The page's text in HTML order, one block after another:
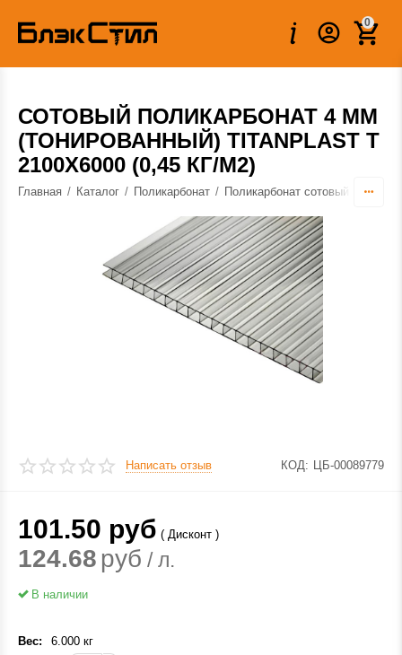
0
СОТОВЫЙ ПОЛИКАРБОНАТ 4 ММ
(ТОНИРОВАННЫЙ) TITANPLAST T
2100Х6000 (0,45 КГ/М2)
Главная / Каталог / Поликарбонат / Поликарбонат сотовый
Написать отзыв КОД: ЦБ-00089779
101.50 руб ( Дисконт )
124.68 руб / л.
В наличии
Вес: 6.000 кг